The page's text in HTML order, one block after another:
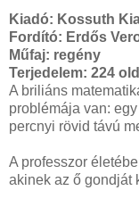
Kiadó: Kossuth
Fordító: Erdős
Műfaj: regény
Terjedelem: 224
A briliáns
problémája van:
percnyi rövid távú
A professzor
akinek az ő gondját